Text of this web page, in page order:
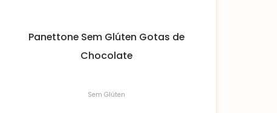
Panettone Sem Glúten Gotas de
Chocolate
Sem Glúten